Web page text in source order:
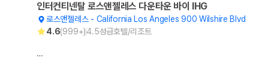
인터컨티넨탈 로스앤젤레스 다운타운 바이 IHG
로스앤젤레스- California Los Angeles 900 Wilshire Blvd
4.6(999+)4.5성급호텔/리조트
…